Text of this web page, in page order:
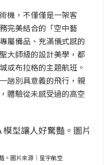
機，不僅僅是一架客
完美結合的「空中藝
屬備品、充滿儀式感的
大師級的設計美學，都
或布拉格的主題航班。
趟別具意義的飛行，親
體驗從未感受過的高空
。圖片來源｜星宇航空